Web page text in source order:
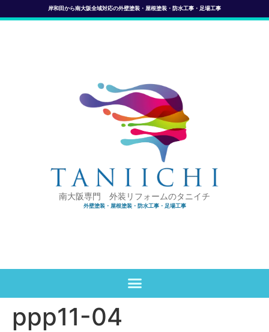
岸和田から南大阪全域対応の外壁塗装・屋根塗装・防水工事・足場工事
南大阪専門 外装リフォームのタニイチ
外壁塗装・屋根塗装・防水工事・足場工事
ppp11-04